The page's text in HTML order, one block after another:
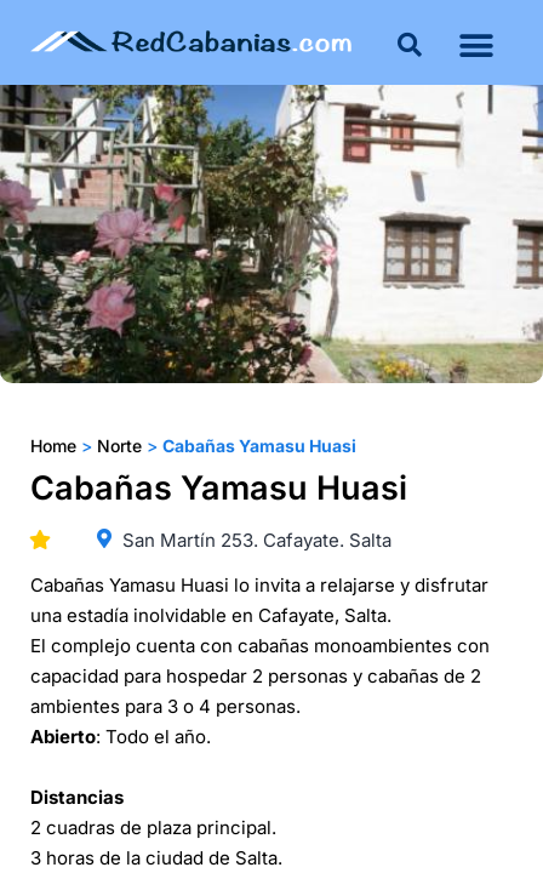
Home > Norte > Cabañas Yamasu Huasi
Cabañas Yamasu Huasi
San Martín 253. Cafayate. Salta
Cabañas Yamasu Huasi lo invita a relajarse y disfrutar
una estadía inolvidable en Cafayate, Salta.
El complejo cuenta con cabañas monoambientes con
capacidad para hospedar 2 personas y cabañas de 2
ambientes para 3 o 4 personas.
Abierto: Todo el año.
Distancias
2 cuadras de plaza principal.
3 horas de la ciudad de Salta.